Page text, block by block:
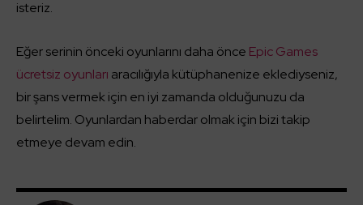
isteriz.
Eğer serinin önceki oyunlarını daha önce Epic Games
ücretsiz oyunları aracılığıyla kütüphanenize eklediyseniz,
bir şans vermek için en iyi zamanda olduğunuzu da
belirtelim. Oyunlardan haberdar olmak için bizi takip
etmeye devam edin.